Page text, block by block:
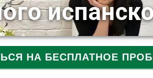
НА БЕСПЛАТНОЕ